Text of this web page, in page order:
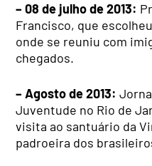
– 08 de julho de 2013:
Francisco, que
onde se reuniu com
chegados.
– Agosto de 2013:
Juventude no Rio de
visita ao santuário da
padroeira dos